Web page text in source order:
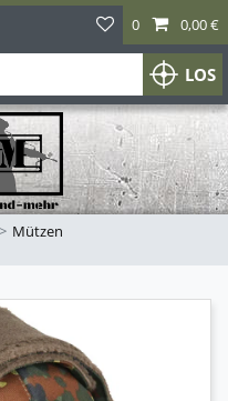
LOS
0 0,00 €
Mützen